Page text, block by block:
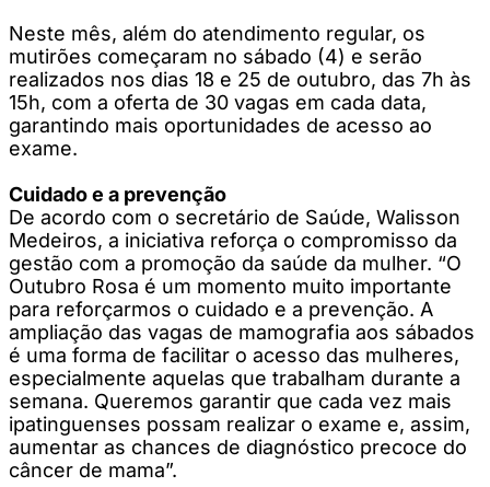
Neste mês, além do atendimento regular, os
mutirões começaram no sábado (4) e serão
realizados nos dias 18 e 25 de outubro, das 7h às
15h, com a oferta de 30 vagas em cada data,
garantindo mais oportunidades de acesso ao
exame.
Cuidado e a prevenção
De acordo com o secretário de Saúde, Walisson
Medeiros, a iniciativa reforça o compromisso da
gestão com a promoção da saúde da mulher. “O
Outubro Rosa é um momento muito importante
para reforçarmos o cuidado e a prevenção. A
ampliação das vagas de mamografia aos sábados
é uma forma de facilitar o acesso das mulheres,
especialmente aquelas que trabalham durante a
semana. Queremos garantir que cada vez mais
ipatinguenses possam realizar o exame e, assim,
aumentar as chances de diagnóstico precoce do
câncer de mama”.